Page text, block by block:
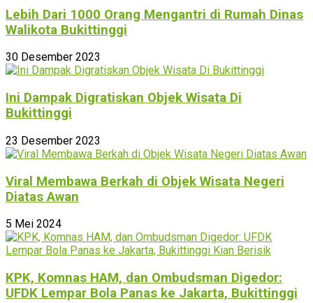
Lebih Dari 1000 Orang Mengantri di Rumah Dinas
Walikota Bukittinggi
30 Desember 2023
Ini Dampak Digratiskan Objek Wisata Di
Bukittinggi
23 Desember 2023
Viral Membawa Berkah di Objek Wisata Negeri
Diatas Awan
5 Mei 2024
KPK, Komnas HAM, dan Ombudsman Digedor:
UFDK Lempar Bola Panas ke Jakarta, Bukittinggi